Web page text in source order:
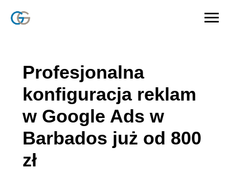
Profesjonalna
konfiguracja reklam
w Google Ads w
Barbados już od 800
zł